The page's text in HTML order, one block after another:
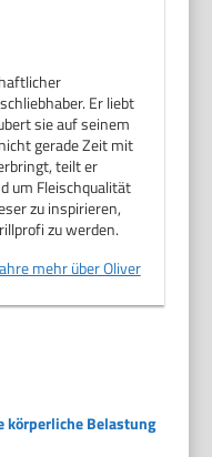
Er liebt
sie auf seinem
gerade Zeit mit
teilt er
um Fleischqualität
zu inspirieren,
zu werden.
mehr über Oliver
körperliche Belastung